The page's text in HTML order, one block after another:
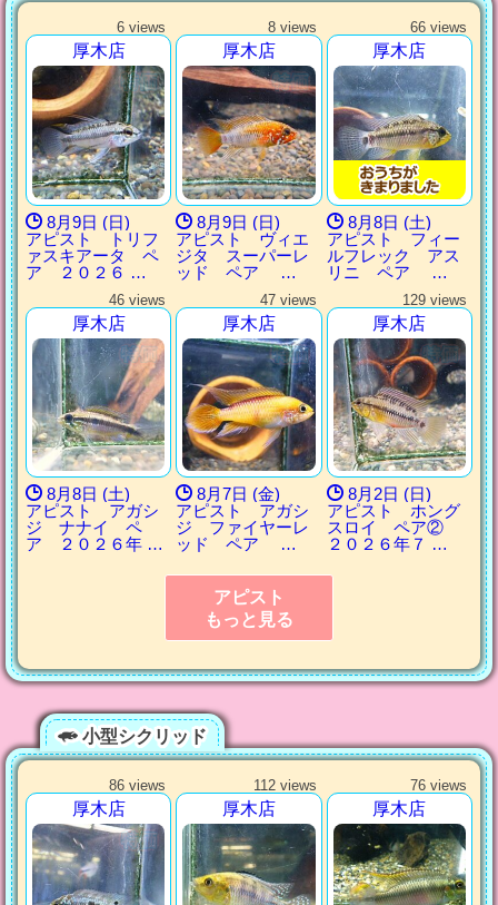
6 views
厚木店
8月9日 (日)
アピスト トリフ
ァスキアータ ペ
ア ２０２６ …
8 views
厚木店
8月9日 (日)
アピスト ヴィエ
ジタ スーパーレ
ッド ペア …
66 views
厚木店
8月8日 (土)
アピスト フィー
ルフレック アス
リニ ペア …
46 views
厚木店
8月8日 (土)
アピスト アガシ
ジ ナナイ ペ
ア ２０２６年 …
47 views
厚木店
8月7日 (金)
アピスト アガシ
ジ ファイヤーレ
ッド ペア …
129 views
厚木店
8月2日 (日)
アピスト ホング
スロイ ペア②
２０２６年７ …
アピスト
もっと見る
小型シクリッド
86 views
厚木店
112 views
厚木店
76 views
厚木店